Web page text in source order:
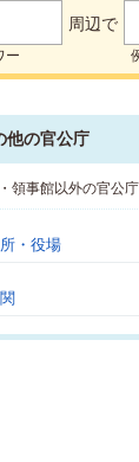
周辺で
ー
他の官公庁
領事館以外の官公
・役場